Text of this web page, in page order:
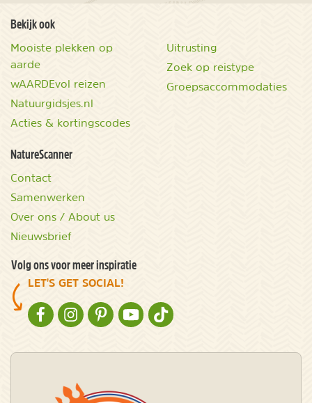
Bekijk ook
Mooiste plekken op
aarde
wAARDEvol reizen
Natuurgidsjes.nl
Acties & kortingscodes
Uitrusting
Zoek op reistype
Groepsaccommodaties
NatureScanner
Contact
Samenwerken
Over ons / About us
Nieuwsbrief
Volg ons voor meer inspiratie
LET'S GET SOCIAL!
NATURESCANNER OP FACEBOOK
NATURESCANNER OP INSTAGRAM
NATURESCANNER OP PINTEREST
NATURESCANNER OP YOUTUBE
NATURESCANNER OP TIKTOK